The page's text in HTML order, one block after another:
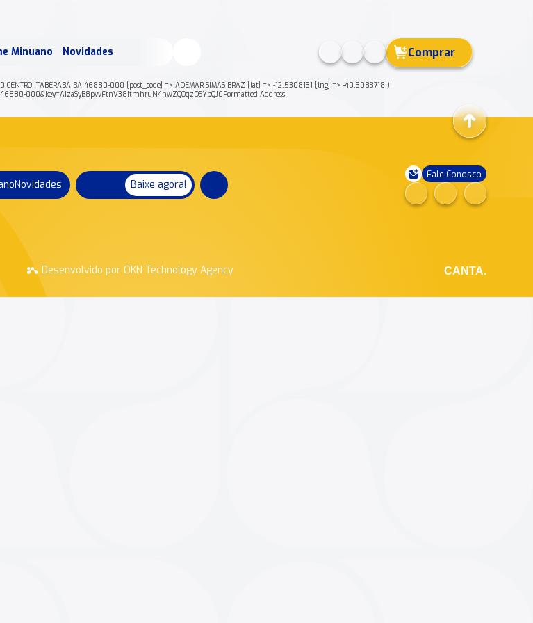
Minuano Novidades Comprar
ITABERABA BA 46880-000 [post_code] => ADEMAR SIMAS BRAZ [lat] => -12.5308131 [lng] => -40.3083718 )
000&key=AIzaSyB8pvvFtnV38ItmhruN4nwZQOqzDSYbQJ0Formatted Address:
Novidades Baixe agora!
Fale Conosco
Desenvolvido por OKN Technology Agency CANTA.